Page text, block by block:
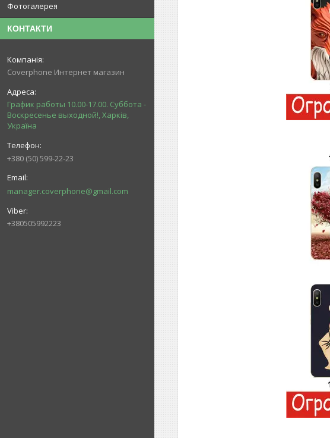
Фотогалерея
КОНТАКТИ
Coverphone Интернет магазин
График работы 10.00-17.00. Суббота -
Воскресенье выходной!, Харків,
Україна
+380 (50) 599-22-23
manager.coverphone@gmail.com
+380505992223